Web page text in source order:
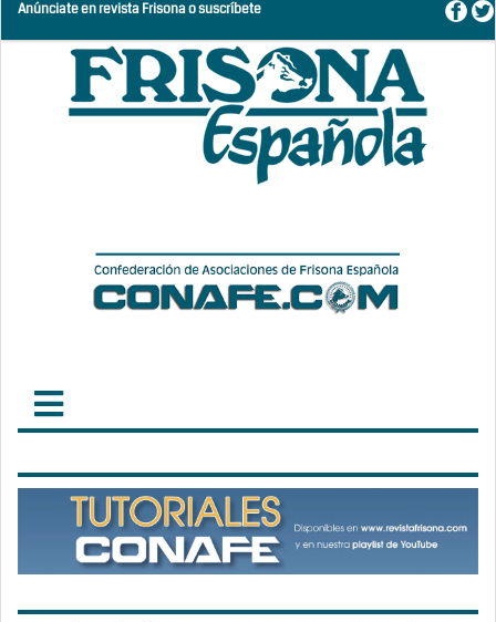
Anúnciate en revista Frisona o suscríbete